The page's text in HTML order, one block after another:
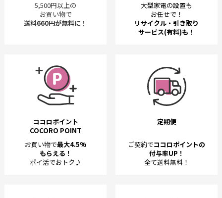
5,500円以上の
お買い物で
送料660円が無料に！
大型家電の設置も
お任せで！
リサイクル・引き取り
サービス(有料)も！
ココロポイント
COCORO POINT
お買い物で最大4.5%
もらえる！
ポイ活でおトク♪
定期便
ご契約でココロポイントの
付与率UP！
全て送料無料！